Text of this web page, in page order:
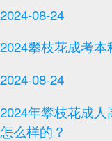
2024-08-24
2024攀枝花成考本
2024-08-24
2024年攀枝花成
怎么样的？